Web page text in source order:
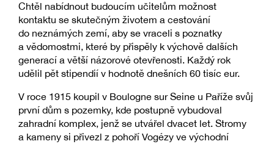
Chtěl nabídnout budoucím učitelům možnost
kontaktu se skutečným životem a cestování
do neznámých zemí, aby se vraceli s poznatky
a vědomostmi, které by přispěly k výchově dalších
generací a větší názorové otevřenosti. Každý rok
udělil pět stipendií v hodnotě dnešních 60 tisíc eur.
V roce 1915 koupil v Boulogne sur Seine u Paříže svůj
první dům s pozemky, kde postupně vybudoval
zahradní komplex, jenž se utvářel dvacet let. Stromy
a kameny si přivezl z pohoří Vogézy ve východní